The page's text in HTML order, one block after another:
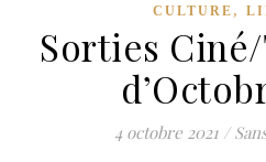
CULTURE ,
Sorties
4 octobre 2021 /